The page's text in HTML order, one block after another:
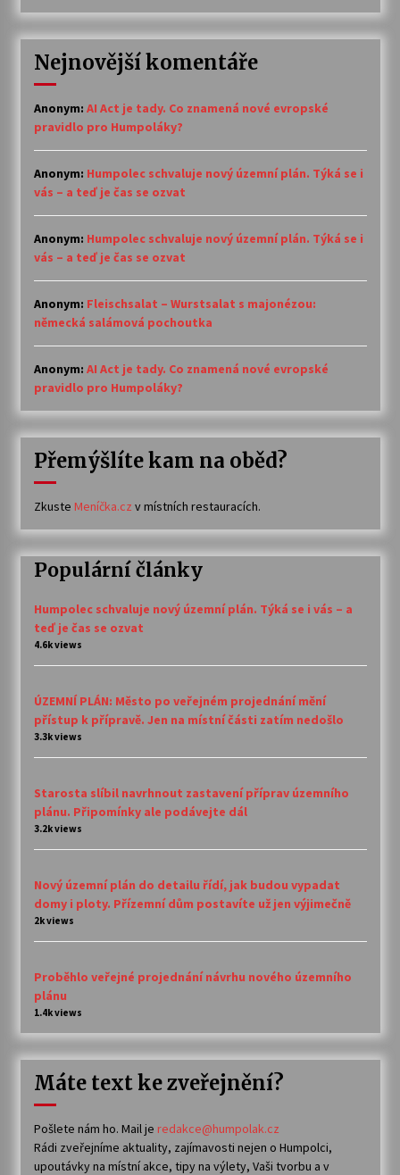
Nejnovější komentáře
Anonym: AI Act je tady. Co znamená nové evropské
pravidlo pro Humpoláky?
Anonym: Humpolec schvaluje nový územní plán. Týká se i
vás – a teď je čas se ozvat
Anonym: Humpolec schvaluje nový územní plán. Týká se i
vás – a teď je čas se ozvat
Anonym: Fleischsalat – Wurstsalat s majonézou:
německá salámová pochoutka
Anonym: AI Act je tady. Co znamená nové evropské
pravidlo pro Humpoláky?
Přemýšlíte kam na oběd?
Zkuste Meníčka.cz v místních restauracích.
Populární články
Humpolec schvaluje nový územní plán. Týká se i vás – a
teď je čas se ozvat
4.6k views
ÚZEMNÍ PLÁN: Město po veřejném projednání mění
přístup k přípravě. Jen na místní části zatím nedošlo
3.3k views
Starosta slíbil navrhnout zastavení příprav územního
plánu. Připomínky ale podávejte dál
3.2k views
Nový územní plán do detailu řídí, jak budou vypadat
domy i ploty. Přízemní dům postavíte už jen výjimečně
2k views
Proběhlo veřejné projednání návrhu nového územního
plánu
1.4k views
Máte text ke zveřejnění?
Pošlete nám ho. Mail je redakce@humpolak.cz
Rádi zveřejníme aktuality, zajímavosti nejen o Humpolci,
upoutávky na místní akce, tipy na výlety, Vaši tvorbu a v